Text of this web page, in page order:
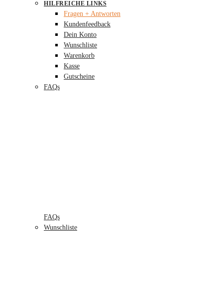
HILFREICHE LINKS
Fragen + Antworten
Kundenfeedback
Dein Konto
Wunschliste
Warenkorb
Kasse
Gutscheine
FAQs
FAQs
Wunschliste